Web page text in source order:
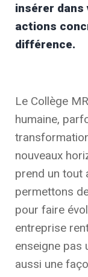
insérer
actions
différence.
Le Collège
humaine,
nouveaux
prend un tout
permettons
pour faire
entreprise
enseigne pas
aussi une